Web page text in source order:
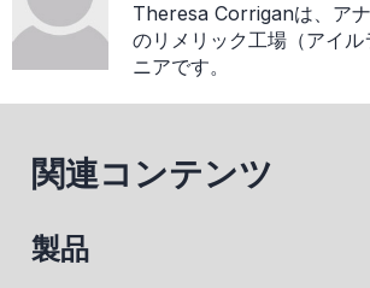
Theresa Corriganは、ア
のリメリック工場（アイ
ニアです。
関連コンテンツ
製品